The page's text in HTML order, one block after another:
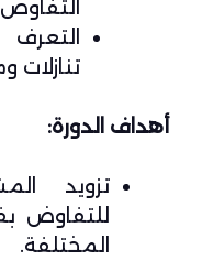
تنازلات
أهداف الدورة:
تزويد
للتفاوض
المختلفة.